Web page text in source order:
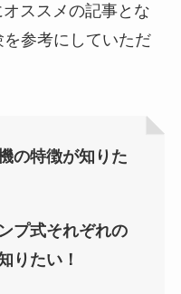
ススメの記事とな
参考にしていただ
の特徴が知りた
プ式それぞれの
りたい！